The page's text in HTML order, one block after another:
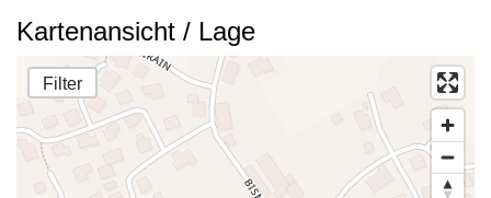
Kartenansicht / Lage
Filter